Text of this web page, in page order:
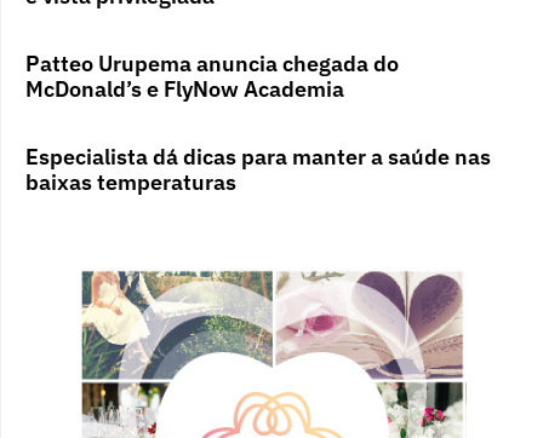
Patteo Urupema anuncia chegada do
McDonald’s e FlyNow Academia
Especialista dá dicas para manter a saúde nas
baixas temperaturas